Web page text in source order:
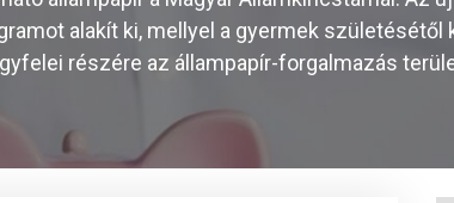
alakít ki, mellyel a gyermek születésétől
részére az állampapír-forgalmazás